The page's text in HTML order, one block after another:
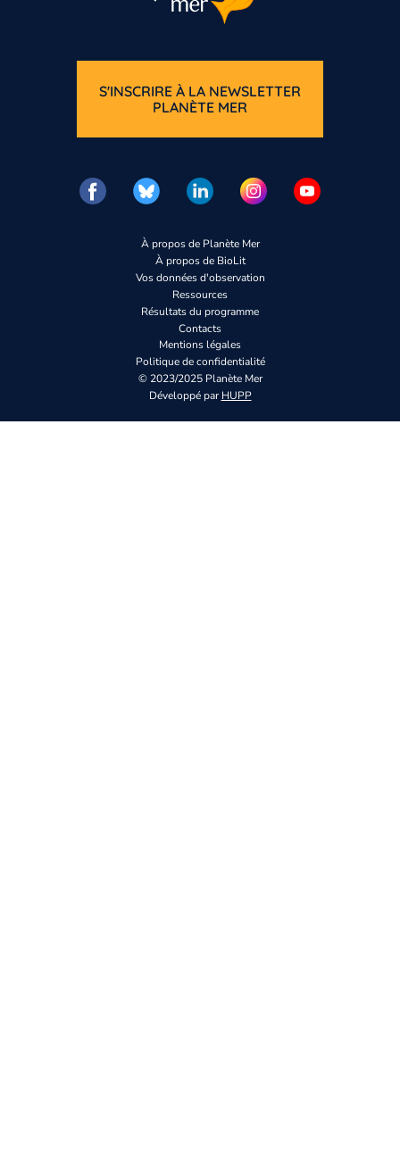
À propos de Planète Mer
À propos de BioLit
Vos données d'observation
Ressources
Résultats du programme
Contacts
Mentions légales
Politique de confidentialité
© 2023/2025 Planète Mer
Développé parHUPP
S'INSCRIRE À LA NEWSLETTER
PLANÈTE MER
Vous n’êtes pas
Inscrivez-vous